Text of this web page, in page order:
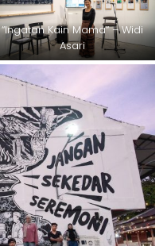
“Ingatan Kain Mama“ – Widi
Asari